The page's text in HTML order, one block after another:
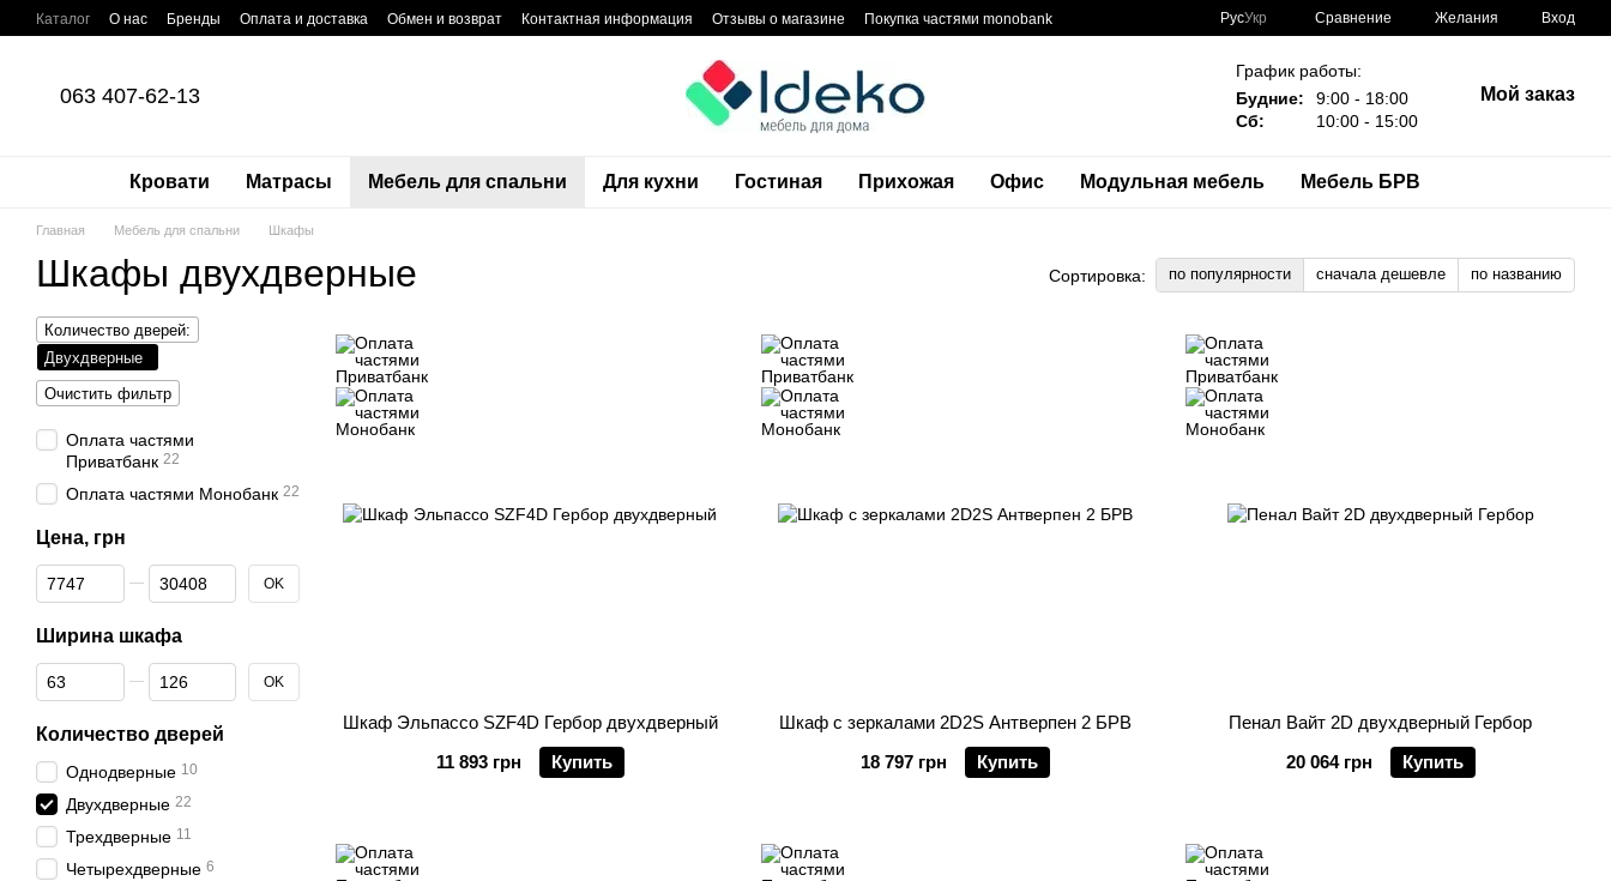
Перейти к основному контенту
Каталог О нас Бренды Оплата и доставка Обмен и возврат Контактная информация Отзывы о магазине
Покупка частями monobank
РусУкр Сравнение Желания Вход
063 407-62-13
График работы:
Будние:
9:00 - 18:00
Сб:
10:00 - 15:00
Мой заказ
Кровати Матрасы Мебель для спальни Для кухни Гостиная Прихожая Офис Модульная мебель Мебель БРВ
Главная Мебель для спальни Шкафы
Шкафы двухдверные Сортировка: по популярности сначала дешевле по названию
Шкаф Эльпассо SZF4D Гербор двухдверный
11 893 грн
Купить
Шкаф с зеркалами 2D2S Антверпен 2 БРВ
18 797 грн
Купить
Пенал Вайт 2D двухдверный Гербор
20 064 грн
Купить
Количество дверей:
Двухдверные
Очистить фильтр
Оплата частями
Приватбанк 22
Оплата частями Монобанк 22
Цена, грн
От Цена, грн
До Цена, грн OK
Ширина шкафа
От Ширина шкафа
До Ширина шкафа OK
Количество дверей
Однодверные 10
Двухдверные 22
Трехдверные 11
Четырехдверные 6